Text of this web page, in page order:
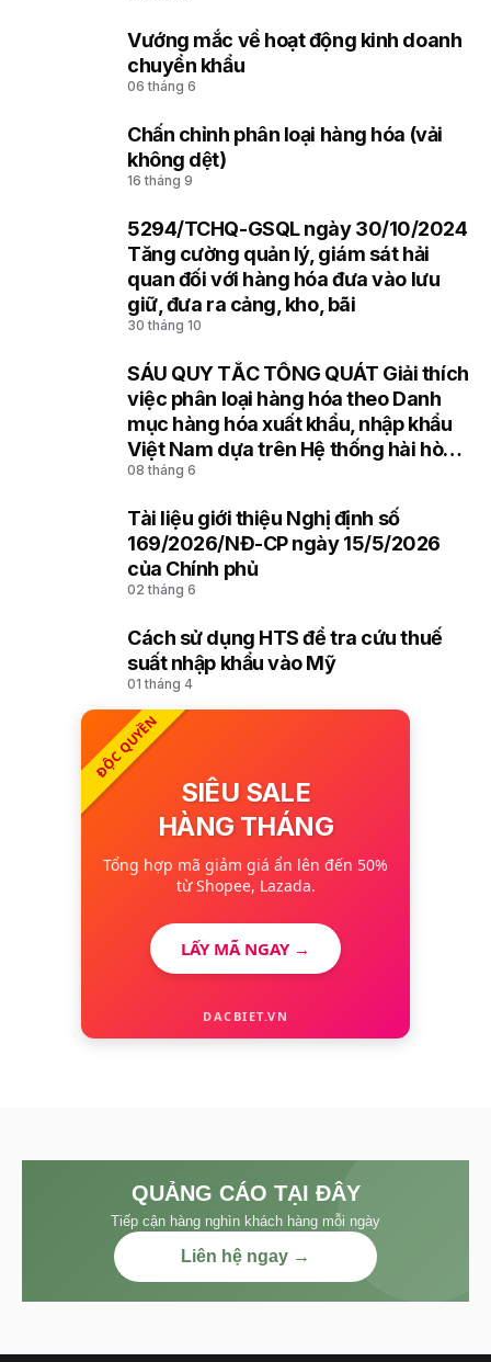
Vướng mắc về hoạt động kinh doanh
chuyển khẩu
06 tháng 6
Chấn chỉnh phân loại hàng hóa (vải
không dệt)
16 tháng 9
5294/TCHQ-GSQL ngày 30/10/2024
Tăng cường quản lý, giám sát hải
quan đối với hàng hóa đưa vào lưu
giữ, đưa ra cảng, kho, bãi
30 tháng 10
SÁU QUY TẮC TỔNG QUÁT Giải thích
việc phân loại hàng hóa theo Danh
mục hàng hóa xuất khẩu, nhập khẩu
Việt Nam dựa trên Hệ thống hài hòa
mô tả và mã hóa hàng hóa (HS) của
08 tháng 6
Tài liệu giới thiệu Nghị định số
169/2026/NĐ-CP ngày 15/5/2026
của Chính phủ
02 tháng 6
Cách sử dụng HTS để tra cứu thuế
suất nhập khẩu vào Mỹ
01 tháng 4
ĐỘC QUYỀN
SIÊU SALE
HÀNG THÁNG
Tổng hợp mã giảm giá ẩn lên đến 50%
từ Shopee, Lazada.
LẤY MÃ NGAY →
DACBIET.VN
QUẢNG CÁO TẠI ĐÂY
Tiếp cận hàng nghìn khách hàng mỗi ngày
Liên hệ ngay →